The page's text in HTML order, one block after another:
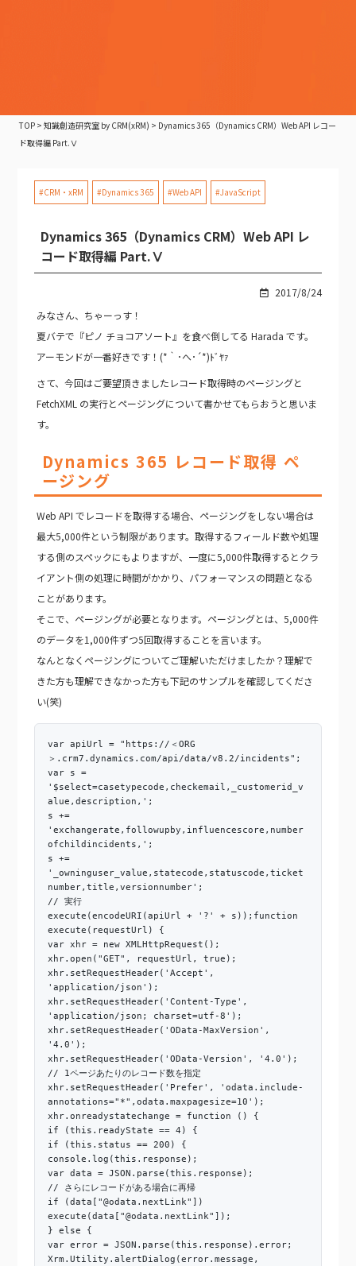
TOP >知識創造研究室 by CRM(xRM) > Dynamics 365（Dynamics CRM）Web API レコー
ド取得編 Part.Ⅴ
#CRM・xRM #Dynamics 365 #Web API #JavaScript
Dynamics 365（Dynamics CRM）Web API レ
コード取得編 Part.Ⅴ
2017/8/24
みなさん、ちゃーっす！
夏バテで『ピノ チョコアソート』を食べ倒してる Harada です。
アーモンドが一番好きです！(*｀･へ･´*)ﾄﾞﾔｧ
さて、今回はご要望頂きましたレコード取得時のページングと
FetchXML の実行とページングについて書かせてもらおうと思いま
す。
Dynamics 365 レコード取得 ペ
ージング
Web API でレコードを取得する場合、ページングをしない場合は
最大5,000件という制限があります。取得するフィールド数や処理
する側のスペックにもよりますが、一度に5,000件取得するとクラ
イアント側の処理に時間がかかり、パフォーマンスの問題となる
ことがあります。
そこで、ページングが必要となります。ページングとは、5,000件
のデータを1,000件ずつ5回取得することを言います。
なんとなくページングについてご理解いただけましたか？理解で
きた方も理解できなかった方も下記のサンプルを確認してくださ
い(笑)
var apiUrl = "https://＜ORG
＞.crm7.dynamics.com/api/data/v8.2/incidents";
var s =
'$select=casetypecode,checkemail,_customerid_v
alue,description,';
s +=
'exchangerate,followupby,influencescore,number
ofchildincidents,';
s +=
'_owninguser_value,statecode,statuscode,ticket
number,title,versionnumber';
// 実行
execute(encodeURI(apiUrl + '?' + s));function
execute(requestUrl) {
var xhr = new XMLHttpRequest();
xhr.open("GET", requestUrl, true);
xhr.setRequestHeader('Accept',
'application/json');
xhr.setRequestHeader('Content-Type',
'application/json; charset=utf-8');
xhr.setRequestHeader('OData-MaxVersion',
'4.0');
xhr.setRequestHeader('OData-Version', '4.0');
// 1ページあたりのレコード数を指定
xhr.setRequestHeader('Prefer', 'odata.include-
annotations="*",odata.maxpagesize=10');
xhr.onreadystatechange = function () {
if (this.readyState == 4) {
if (this.status == 200) {
console.log(this.response);
var data = JSON.parse(this.response);
// さらにレコードがある場合に再帰
if (data["@odata.nextLink"])
execute(data["@odata.nextLink"]);
} else {
var error = JSON.parse(this.response).error;
Xrm.Utility.alertDialog(error.message,